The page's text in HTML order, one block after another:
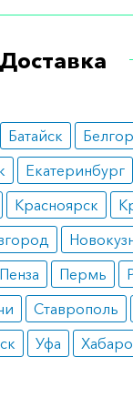
экспозиции
около 7 недель.
гнойных
Доставка
Батайск
Екатеринбург
Красноярск
Пенза Пермь
Ставрополь
Уфа